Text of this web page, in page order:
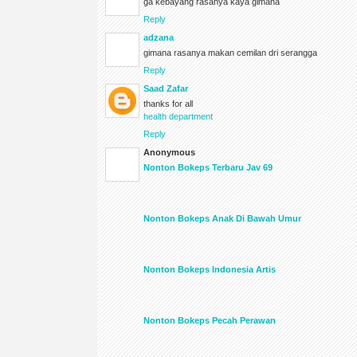
Reply
adzana
gimana rasanya makan cemilan dri serangga
Reply
Saad Zafar
thanks for all
health department
Reply
Anonymous
Nonton Bokeps Terbaru Jav 69
Nonton Bokeps Anak Di Bawah Umur
Nonton Bokeps Indonesia Artis
Nonton Bokeps Pecah Perawan